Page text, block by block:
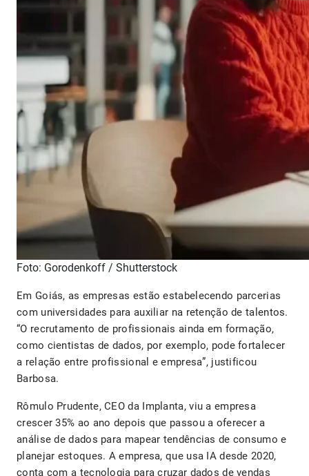
Foto: Gorodenkoff / Shutterstock
Em Goiás, as empresas estão estabelecendo parcerias
com universidades para auxiliar na retenção de talentos.
“O recrutamento de profissionais ainda em formação,
como cientistas de dados, por exemplo, pode fortalecer
a relação entre profissional e empresa”, justificou
Barbosa.
Rômulo Prudente, CEO da Implanta, viu a empresa
crescer 35% ao ano depois que passou a oferecer a
análise de dados para mapear tendências de consumo e
planejar estoques. A empresa, que usa IA desde 2020,
conta com a tecnologia para cruzar dados de vendas